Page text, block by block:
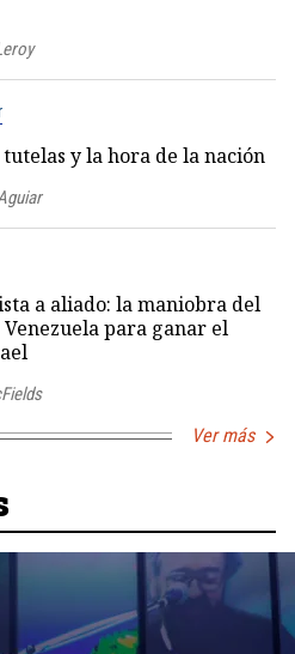
y la hora de la nación
a aliado: la maniobra del
para ganar el
Ver más